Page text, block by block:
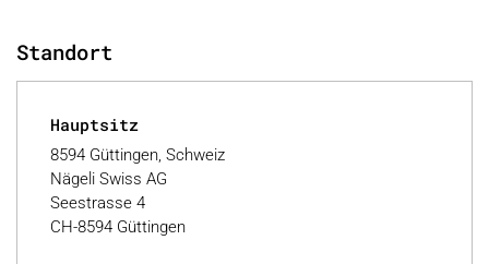
Standort
Hauptsitz
8594 Güttingen, Schweiz
Nägeli Swiss AG
Seestrasse 4
CH-8594 Güttingen